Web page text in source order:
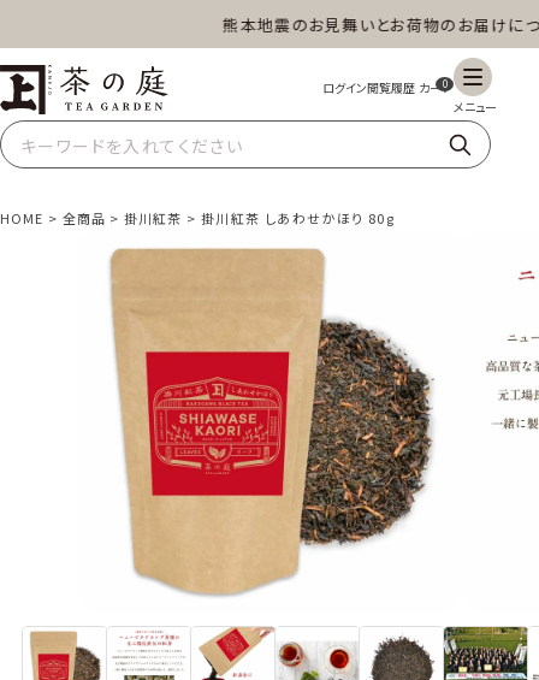
熊本地震のお見舞いとお荷物のお届けについ
茶の庭オンラインショップ 0
HOME 全商品 掛川紅茶 掛川紅茶 しあわせかほり 80g